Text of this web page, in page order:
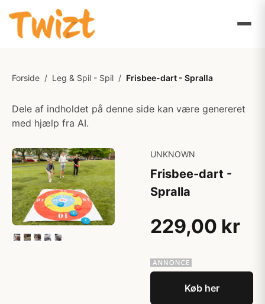
Forside / Leg & Spil - Spil / Frisbee-dart - Spralla
Dele af indholdet på denne side kan være genereret
med hjælp fra AI.
UNKNOWN
Frisbee-dart -
Spralla
229,00 kr
Køb her